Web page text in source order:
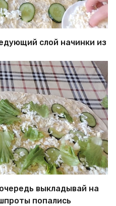
слой начинки из
выкладывай на
попались